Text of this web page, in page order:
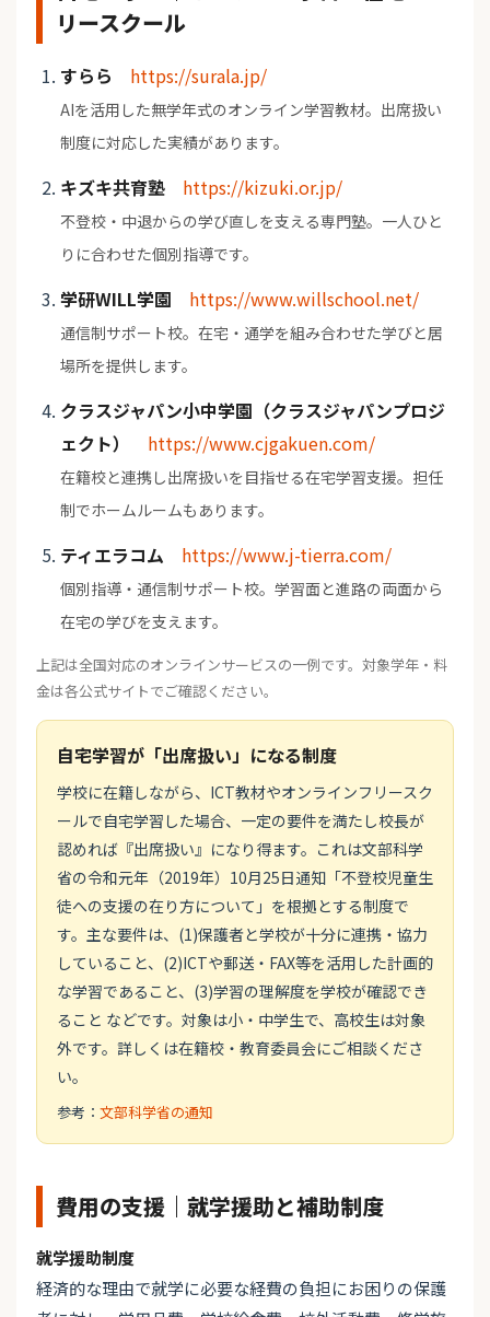
リースクール
すらら https://surala.jp/
AIを活用した無学年式のオンライン学習教材。出席扱い
制度に対応した実績があります。
キズキ共育塾 https://kizuki.or.jp/
不登校・中退からの学び直しを支える専門塾。一人ひと
りに合わせた個別指導です。
学研WILL学園 https://www.willschool.net/
通信制サポート校。在宅・通学を組み合わせた学びと居
場所を提供します。
クラスジャパン小中学園（クラスジャパンプロジ
ェクト）
https://www.cjgakuen.com/
在籍校と連携し出席扱いを目指せる在宅学習支援。担任
制でホームルームもあります。
ティエラコム https://www.j-tierra.com/
個別指導・通信制サポート校。学習面と進路の両面から
在宅の学びを支えます。
上記は全国対応のオンラインサービスの一例です。対象学年・料
金は各公式サイトでご確認ください。
自宅学習が「出席扱い」になる制度
学校に在籍しながら、ICT教材やオンラインフリースク
ールで自宅学習した場合、一定の要件を満たし校長が
認めれば『出席扱い』になり得ます。これは文部科学
省の令和元年（2019年）10月25日通知「不登校児童生
徒への支援の在り方について」を根拠とする制度で
す。主な要件は、(1)保護者と学校が十分に連携・協力
していること、(2)ICTや郵送・FAX等を活用した計画的
な学習であること、(3)学習の理解度を学校が確認でき
ること などです。対象は小・中学生で、高校生は対象
外です。詳しくは在籍校・教育委員会にご相談くださ
い。
参考： 文部科学省の通知
費用の支援｜就学援助と補助制度
就学援助制度
経済的な理由で就学に必要な経費の負担にお困りの保護